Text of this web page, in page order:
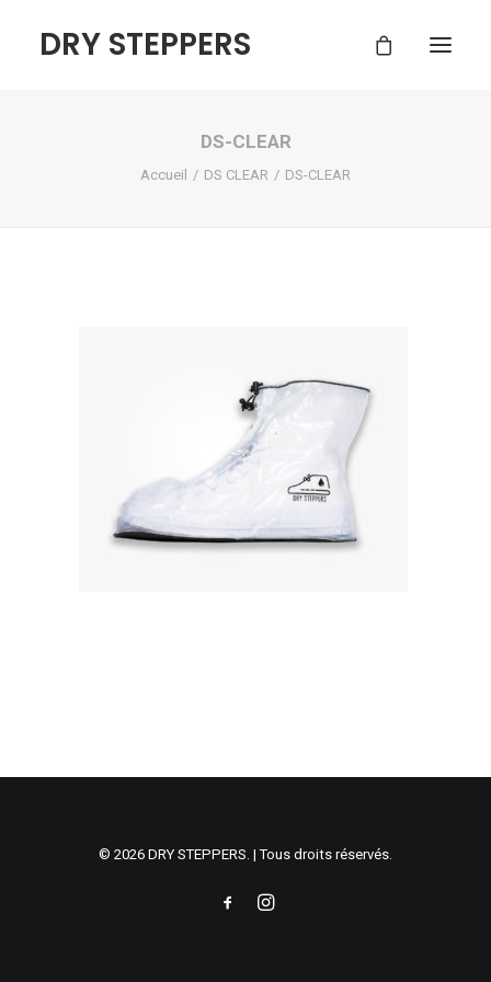
DRY STEPPERS
ACCUEIL
DS-CLEAR
Accueil DS CLEAR DS-CLEAR
© 2026 DRY STEPPERS. | Tous droits réservés.